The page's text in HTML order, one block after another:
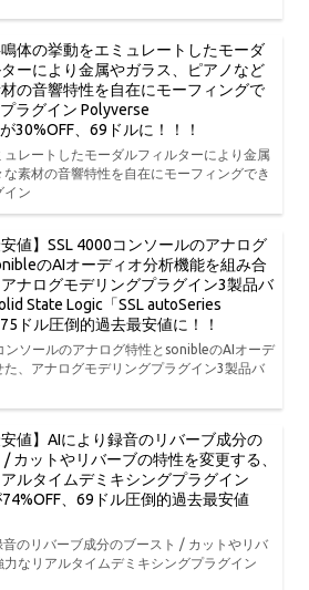
体の挙動をエミュレートしたモーダ
ーにより金属やガラス、ピアノなど
の音響特性を自在にモーフィングで
ラグイン Polyverse
30%OFF、69ドルに！！！
レートしたモーダルフィルターにより金属
素材の音響特性を自在にモーフィングでき
イン
安値】SSL 4000コンソールのアナログ
のAIオーディオ分析機能を組み合
ナログモデリングプラグイン3製品バ
State Logic「SSL autoSeries
ドル圧倒的過去最安値に！！
ンソールのアナログ特性とsonibleのAIオーデ
た、アナログモデリングプラグイン3製品バ
安値】AIにより録音のリバーブ成分の
/ カットやリバーブの特性を変更する、
ルタイムデミキシングプラグイン
、69ドル圧倒的過去最安値
音のリバーブ成分のブースト / カットやリバ
なリアルタイムデミキシングプラグイン